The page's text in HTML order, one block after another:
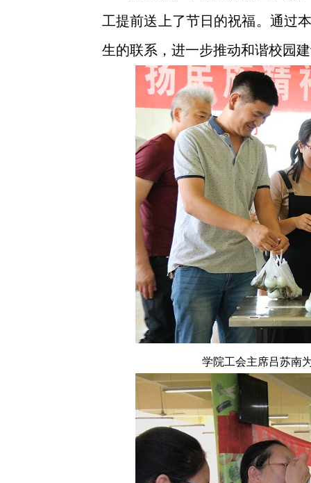
工提前送上了节日的祝福。通过
生的联系，进一步推动和谐校园
学院工会主席吕苏南为大家